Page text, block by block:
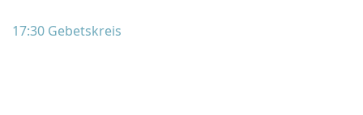
17:30 Gebetskreis